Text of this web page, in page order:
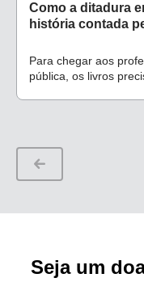
Como a ditadura
história contada
Para chegar aos
pública, os livros
Seja um